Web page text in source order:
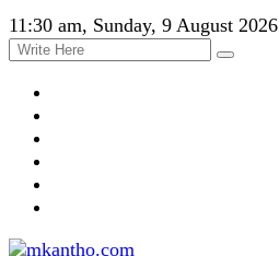
11:30 am, Sunday, 9 August 2026